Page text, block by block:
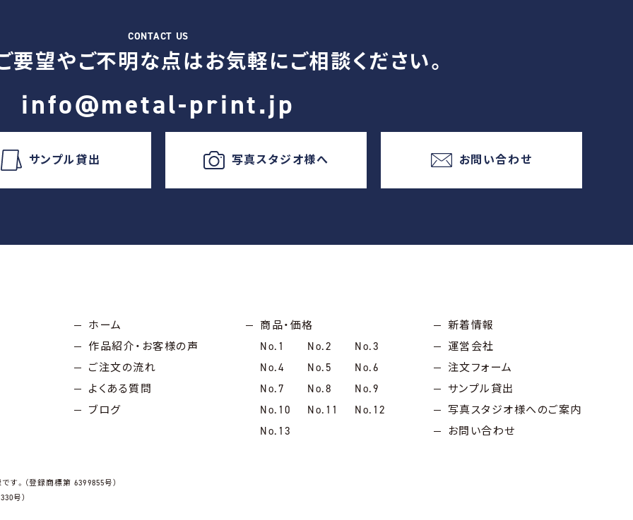
要望やご不明な点はお気軽にご相談ください。
info@metal-print.jp
サンプル貸出 写真スタジオ様へ お問い合わせ
ホーム
作品紹介・お客様の声
ご注文の流れ
よくある質問
ブログ
商品・価格
No.1
No.2
No.3
No.4
No.5
No.6
No.7
No.8
No.9
No.10
No.11
No.12
No.13
新着情報
運営会社
注文フォーム
サンプル貸出
写真スタジオ様へのご案内
お問い合わせ
。（登録商標第 6399855号）
号）